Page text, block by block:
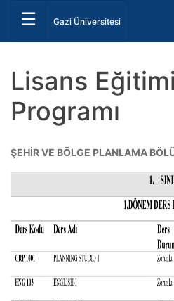
☰ Gazi Üniversitesi
Lisans
Programı
ŞEHİR VE BÖLGE PLANLAMA